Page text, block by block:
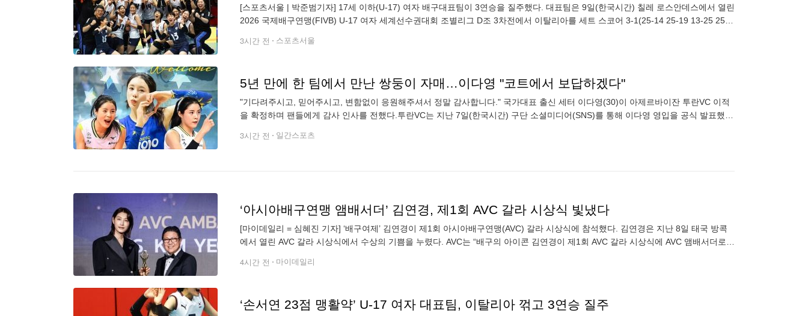
[스포츠서울 | 박준범기자] 17세 이하(U-17) 여자 배구대표팀이 3연승을 질주했다. 대표팀은 9일(한국시간) 칠레 로스안데스에서 열린
2026 국제배구연맹(FIVB) U-17 여자 세계선수권대회 조별리그 D조 3차전에서 이탈리아를 세트 스코어 3-1(25-14 25-19 13-25 25-
3시간 전 스포츠서울
5년 만에 한 팀에서 만난 쌍둥이 자매…이다영 "코트에서 보답하겠다"
"기다려주시고, 믿어주시고, 변함없이 응원해주셔서 정말 감사합니다." 국가대표 출신 세터 이다영(30)이 아제르바이잔 투란VC 이적
을 확정하며 팬들에게 감사 인사를 전했다.투란VC는 지난 7일(한국시간) 구단 소셜미디어(SNS)를 통해 이다영 영입을 공식 발표했
3시간 전 일간스포츠
‘아시아배구연맹 앰배서더’ 김연경, 제1회 AVC 갈라 시상식 빛냈다
[마이데일리 = 심혜진 기자] ‘배구여제’ 김연경이 제1회 아시아배구연맹(AVC) 갈라 시상식에 참석했다. 김연경은 지난 8일 태국 방콕
에서 열린 AVC 갈라 시상식에서 수상의 기쁨을 누렸다. AVC는 “배구의 아이콘 김연경이 제1회 AVC 갈라 시상식에 AVC 앰배서더로
4시간 전 마이데일리
‘손서연 23점 맹활약’ U-17 여자 대표팀, 이탈리아 꺾고 3연승 질주